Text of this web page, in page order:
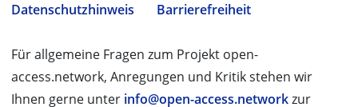
Datenschutzhinweis
Barrierefreiheit
Für allgemeine Fragen zum Projekt open-
access.network, Anregungen und Kritik stehen wir
Ihnen gerne unter info@open-access.networkzur